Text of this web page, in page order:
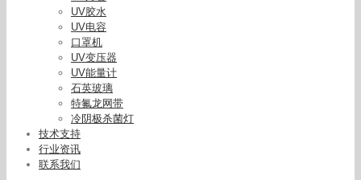
UV胶水
UV电容
口罩机
UV变压器
UV能量计
石英玻璃
特氟龙网带
冷阴极杀菌灯
技术支持
行业资讯
联系我们